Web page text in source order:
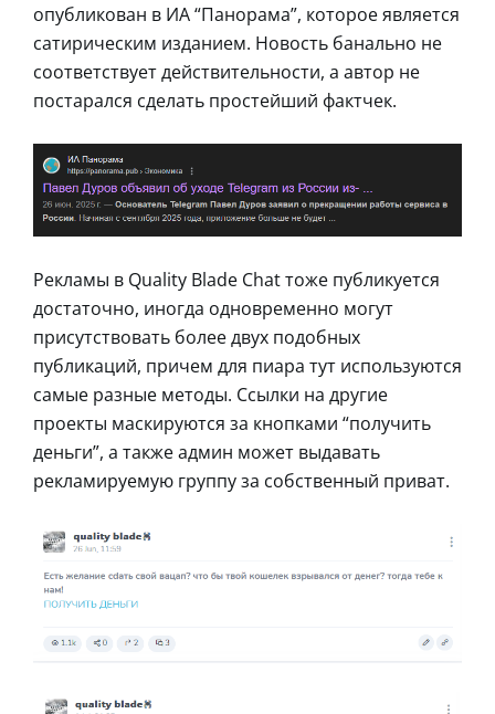
опубликован в ИА “Панорама”, которое является
сатирическим изданием. Новость банально не
соответствует действительности, а автор не
постарался сделать простейший фактчек.
Рекламы в Quality Blade Chat тоже публикуется
достаточно, иногда одновременно могут
присутствовать более двух подобных
публикаций, причем для пиара тут используются
самые разные методы. Ссылки на другие
проекты маскируются за кнопками “получить
деньги”, а также админ может выдавать
рекламируемую группу за собственный приват.